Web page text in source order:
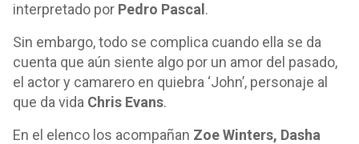
interpretado por Pedro Pascal .
Sin embargo, todo se complica cuando ella se da
cuenta que aún siente algo por un amor del pasado,
el actor y camarero en quiebra ‘John’, personaje al
que da vida Chris Evans.
En el elenco los acompañan Zoe Winters, Dasha